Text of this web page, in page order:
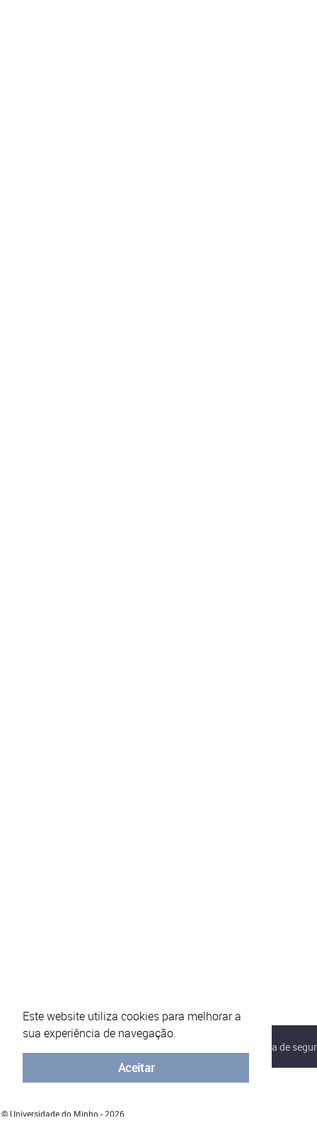
Este website utiliza cookies para melhorar a
sua experiência de navegação.
Aceitar
Política de
© Universidade do Minho - 2026